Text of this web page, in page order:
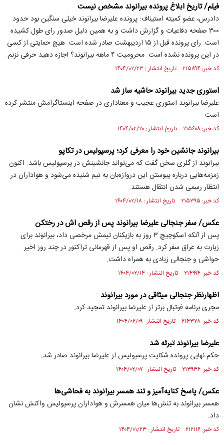
فیلم/ تاریخ ابلاغ پرونده بیرانوند مشخص نیست
دادرس، عضو کمیته استیناف: پرونده علیرضا بیرانوند خیلی سنگین بود حدود
۳۰۰ صفحه دفاعیات و گزارش داشت و به همین دلیل صدور رای طول کشیده
است. رای پرونده قبل از ۱۵ اردیبهشت صادر شده است. هیچ حمایتی از کسی
در این پرونده نشده است. محرومیت ۴ ماهه بیرانوند؟ اجازه دهید حرفی نزنم.
کد خبر: ۲۱۵۸۹۴ تاریخ انتشار : ۱۴۰۴/۰۲/۲۳
استوری جدید بیرانوند حاشیه ساز شد
علیرضا بیرانوند استوری عجیب و معناداری در صفحه اینستاگرامش منتشر کرده
است.
کد خبر: ۲۱۵۶۰۸ تاریخ انتشار : ۱۴۰۴/۰۲/۲۰
بیرانوند جانشین خود را معرفی کرد؛ پرسپولیس در تکاپو
بیرانوند از گلری سخن گفت که می‌تواند جانشینش در پرسپولیس باشد. اکنون
زمزمه‌هایی درباره پیوستن این دروازه‌بان به تیم شنیده می‌شود و هواداران در
انتظار رسمی شدن انتقال هستند.
کد خبر: ۲۱۵۳۹۵ تاریخ انتشار : ۱۴۰۴/۰۲/۱۸
عکس/ سفر جنجالی علیرضا بیرانوند پس از رقص اش در رختکن
پس از آنکه اسکوچیچ ۳ روز به بازیکنان تیمش مرخصی داد، بیرانوند برای
زیارت به عراق سفر کرد. رقص او پس از قهرمانی تراکتور در چند روز اخیر
حواشی و جنجالی زیادی به همراه داشت.
کد خبر: ۲۱۴۹۹۴ تاریخ انتشار : ۱۴۰۴/۰۲/۱۴
اظهارنظر جنجالی میثاقی در مورد بیرانوند
مجری برنامه فوتبال برتر از علیرضا بیرانوند تمجید کرد.
کد خبر: ۲۱۴۳۷۸ تاریخ انتشار : ۱۴۰۴/۰۲/۰۹
علیرضا بیرانوند تبرئه شد
حکم نهایی پرونده شکایت پرسپولیس از علیرضا بیرانوند صادر شد.
کد خبر: ۲۱۳۹۳۶ تاریخ انتشار : ۱۴۰۴/۰۲/۰۷
عکس/ پاسخ کنایه‌آمیز و تند همسر بیرانوند به فحاشی‌ها
همسر بیرانوند به تنش‌ها میان همسرش و هواداران پرسپولیس واکنش نشان
داد.
کد خبر: ۲۱۲۱۱۶ تاریخ انتشار : ۱۴۰۴/۰۱/۲۳